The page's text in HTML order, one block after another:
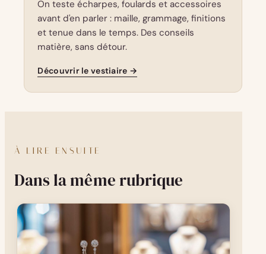
On teste écharpes, foulards et accessoires
avant d'en parler : maille, grammage, finitions
et tenue dans le temps. Des conseils
matière, sans détour.
Découvrir le vestiaire →
À LIRE ENSUITE
Dans la même rubrique